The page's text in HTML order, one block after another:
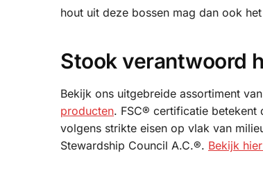
hout uit deze bossen mag dan ook
Stook verantwoord
Bekijk ons uitgebreide assortiment
producten. FSC® certificatie
volgens strikte eisen op vlak van
Stewardship Council A.C.®. Bekijk